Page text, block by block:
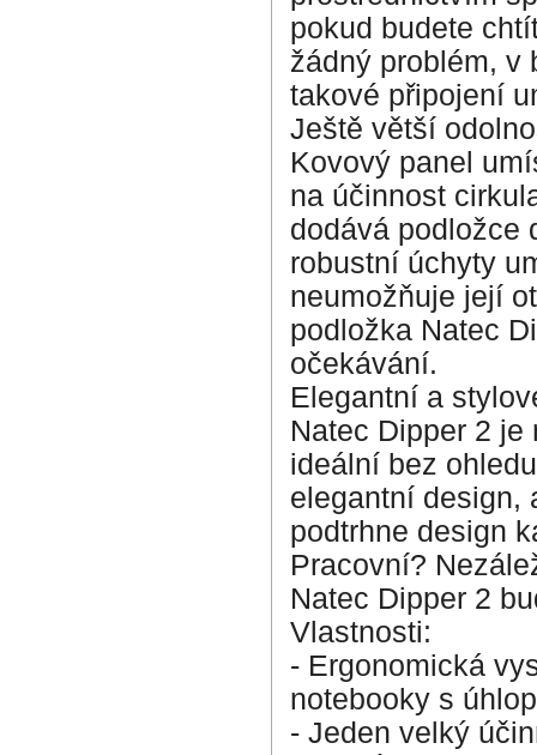
pokud budete
žádný problém, v
takové připojení
Ještě větší
Kovový panel
na účinnost
dodává podložce
robustní úchyty
neumožňuje její
podložka Natec
očekávání.
Elegantní a
Natec Dipper 2
ideální bez
elegantní design,
podtrhne design
Pracovní?
Natec Dipper 2
Vlastnosti:
- Ergonomická
notebooky s
- Jeden velký